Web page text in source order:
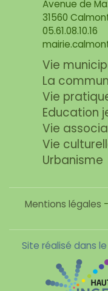
Avenue de
31560
05.61.08.10.16
Vie
La
Vie
Education
Vie
Vie
Urbanisme
Mentions légales -
Site réalisé dans